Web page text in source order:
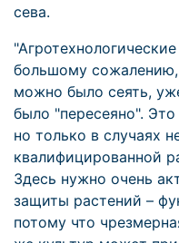
сева.
большому
можно было сеять,
было "пересеяно". Это
но только в случаях
квалифицированной
Здесь нужно очень
защиты растений –
потому что